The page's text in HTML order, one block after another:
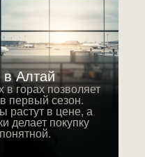
в Алтай
горах позволяет
первый сезон.
растут в цене, а
делает покупку